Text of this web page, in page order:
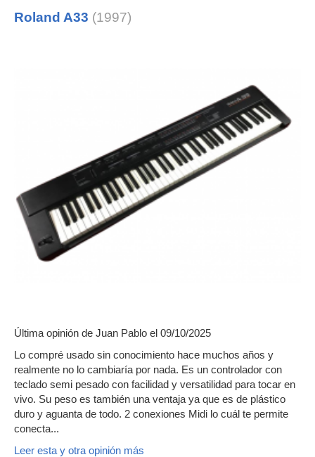
Roland A33 (1997)
Última opinión de Juan Pablo el 09/10/2025
Lo compré usado sin conocimiento hace muchos años y
realmente no lo cambiaría por nada. Es un controlador con
teclado semi pesado con facilidad y versatilidad para tocar en
vivo. Su peso es también una ventaja ya que es de plástico
duro y aguanta de todo. 2 conexiones Midi lo cuál te permite
conecta...
Leer esta y otra opinión más